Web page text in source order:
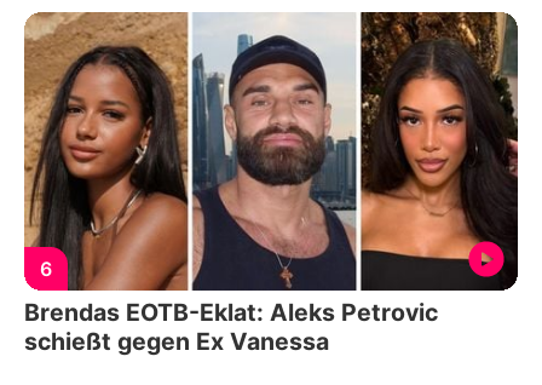
6
Brendas EOTB-Eklat: Aleks Petrovic
schießt gegen Ex Vanessa